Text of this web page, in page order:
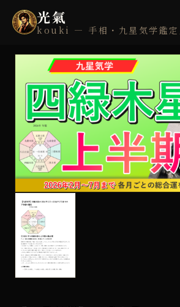
光氣
kouki — 手相・九星気学鑑定